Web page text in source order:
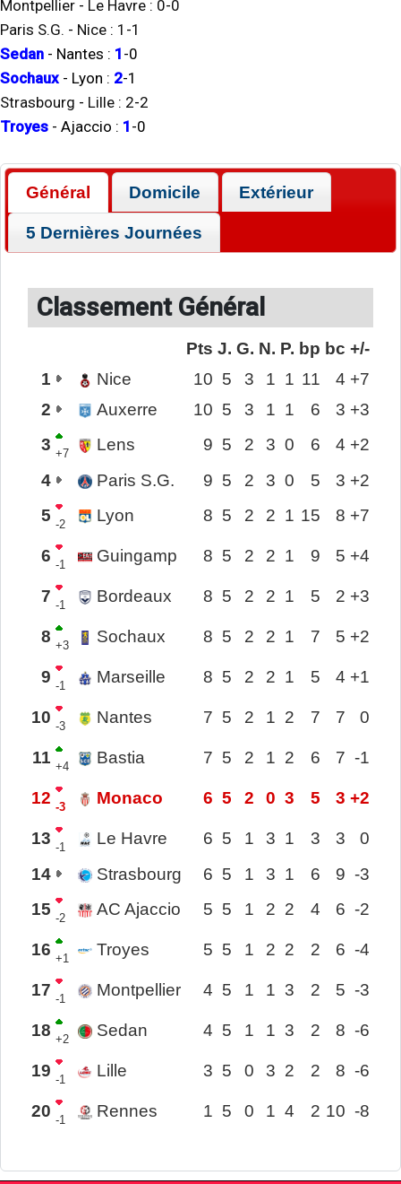
Montpellier - Le Havre : 0-0
Paris S.G. - Nice : 1 -1
Sedan - Nantes : 1 -0
Sochaux - Lyon : 2-1
Strasbourg - Lille : 2-2
Troyes - Ajaccio : 1 -0
Général Domicile Extérieur
5 Dernières Journées
Classement Général
Pts J. G. N. P. bp bc +/-
1
Nice 10 5 3 1 1 11 4 +7
2
Auxerre 10 5 3 1 1 6 3 +3
3 +7 Lens 9 5 2 3 0 6 4 +2
4
Paris S.G. 9 5 2 3 0 5 3 +2
5 -2 Lyon 8 5 2 2 1 15 8 +7
6 -1 Guingamp 8 5 2 2 1 9 5 +4
7 -1 Bordeaux 8 5 2 2 1 5 2 +3
8 +3 Sochaux 8 5 2 2 1 7 5 +2
9 -1 Marseille 8 5 2 2 1 5 4 +1
10 -3 Nantes 7 5 2 1 2 7 7 0
11 +4 Bastia 7 5 2 1 2 6 7 -1
12 -3 Monaco 6 5 2 0 3 5 3 +2
13 -1 Le Havre 6 5 1 3 1 3 3
0
14
Strasbourg 6 5 1 3 1 6 9 -3
15 -2 AC Ajaccio 5 5 1 2 2 4 6 -2
16 +1 Troyes 5 5 1 2 2 2 6 -4
17 -1 Montpellier 4 5 1 1 3 2 5 -3
18 +2 Sedan 4 5 1 1 3 2 8 -6
19 -1 Lille 3 5 0 3 2 2 8 -6
20 -1 Rennes 1 5 0 1 4 2 10 -8